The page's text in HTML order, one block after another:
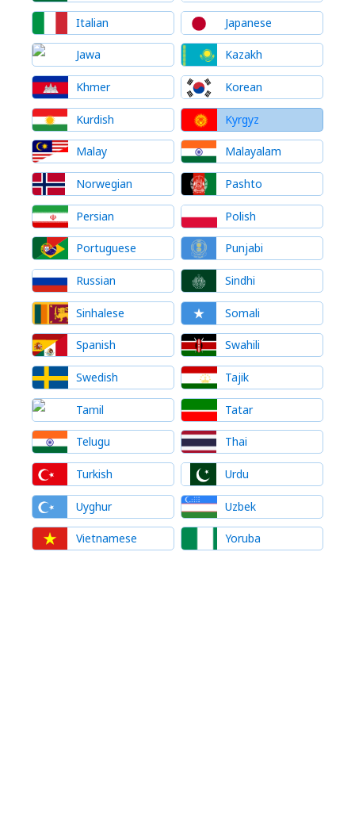
Italian Japanese
Jawa Kazakh
Khmer Korean
Kurdish Kyrgyz
Malay Malayalam
Norwegian Pashto
Persian Polish
Portuguese Punjabi
Russian Sindhi
Sinhalese Somali
Spanish Swahili
Swedish Tajik
Tamil Tatar
Telugu Thai
Turkish Urdu
Uyghur Uzbek
Vietnamese Yoruba